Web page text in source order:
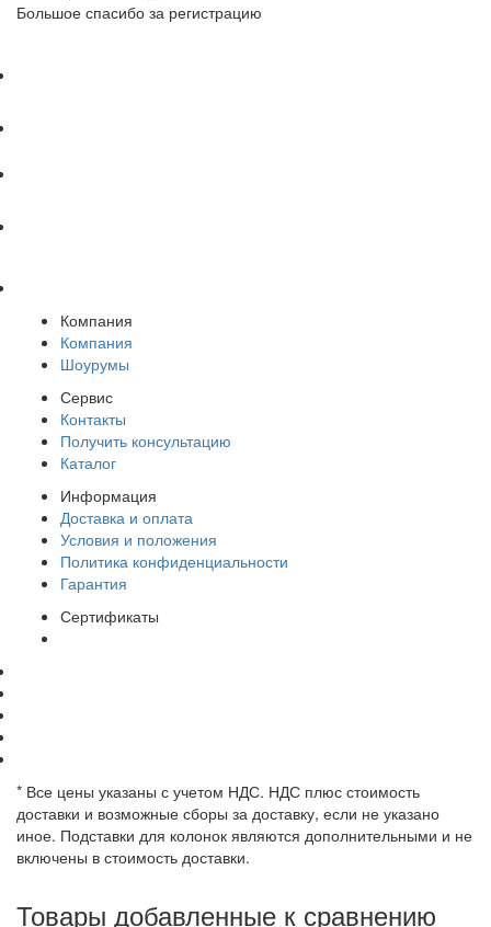
Большое спасибо за регистрацию
Компания
Компания
Шоурумы
Сервис
Контакты
Получить консультацию
Каталог
Информация
Доставка и оплата
Условия и положения
Политика конфиденциальности
Гарантия
Сертификаты
* Все цены указаны с учетом НДС. НДС плюс стоимость
доставки и возможные сборы за доставку, если не указано
иное. Подставки для колонок являются дополнительными и не
включены в стоимость доставки.
Товары добавленные к сравнению